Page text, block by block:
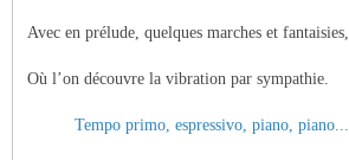
Avec en prélude, quelques marches et fantaisies,
Où l’on découvre la vibration par sympathie.
Tempo primo, espressivo, piano, piano...